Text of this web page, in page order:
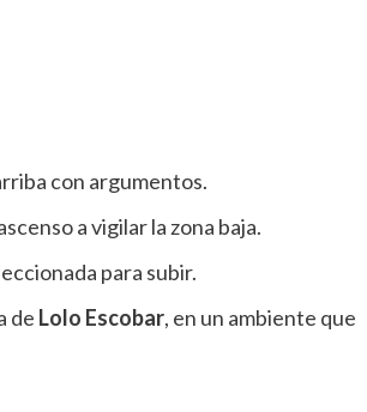
con argumentos.
a vigilar la zona baja.
para subir.
de Lolo Escobar, en un ambiente que